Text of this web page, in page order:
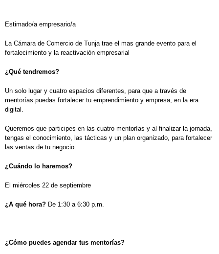
Estimado/a empresario/a
La Cámara de Comercio de Tunja trae el mas grande evento para el
fortalecimiento y la reactivación empresarial
¿Qué tendremos?
Un solo lugar y cuatro espacios diferentes, para que a través de
mentorías puedas fortalecer tu emprendimiento y empresa, en la era
digital.
Queremos que participes en las cuatro mentorías y al finalizar la jornada,
tengas el conocimiento, las tácticas y un plan organizado, para fortalecer
las ventas de tu negocio.
¿Cuándo lo haremos?
El miércoles 22 de septiembre
¿A qué hora? De 1:30 a 6:30 p.m.
¿Cómo puedes agendar tus mentorías?